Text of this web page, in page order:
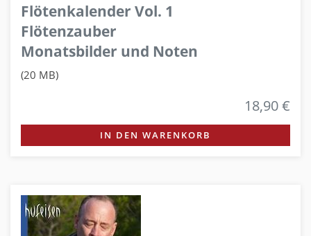
Flötenkalender Vol. 1
Flötenzauber
Monatsbilder und Noten
(20 MB)
18,90 €
IN DEN WARENKORB